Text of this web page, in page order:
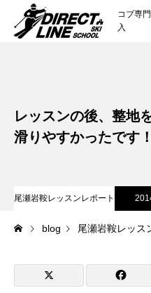
コブ専
入
参加までの流れ
参加費のお支払い
各会場の集合場所
スキー場から選ぶ
レッスンの後、整地
滑りやすかったです！
尾瀬岩鞍レッスンレポート
blog 尾瀬岩鞍レッス